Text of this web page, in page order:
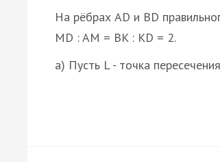
На рёбрах AD и BD
MD : AM = BK : KD = 2.
а) Пусть L - точка